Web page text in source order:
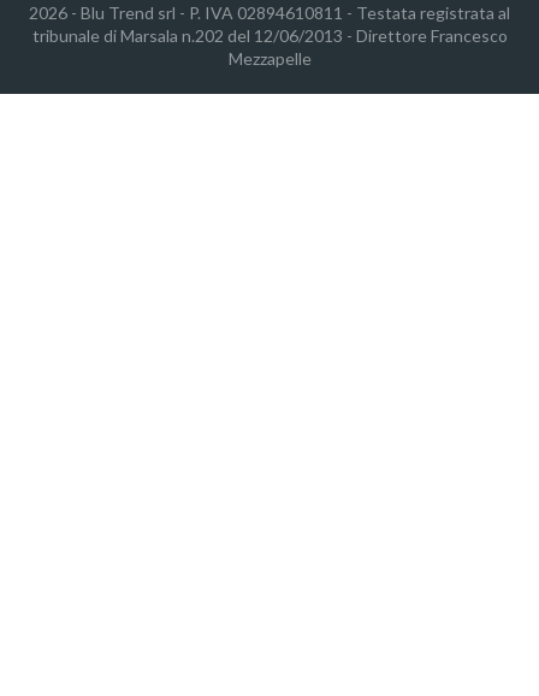
2026 - Blu Trend srl - P. IVA 02894610811 - Testata registrata al
tribunale di Marsala n.202 del 12/06/2013 - Direttore Francesco
Mezzapelle